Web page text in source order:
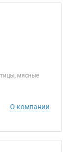
мясные
О компании